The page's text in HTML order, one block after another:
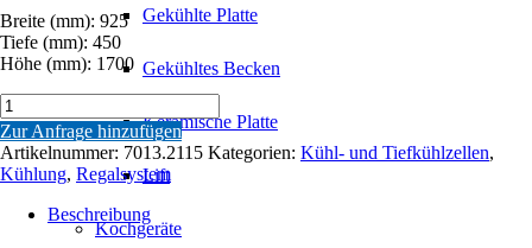
Gekühlte Platte
Gekühltes Becken
Keramische Platte
Lift
Kochgeräte
Breite (mm): 925
Tiefe (mm): 450
Höhe (mm): 1700
REGALSYSTEM
925
Menge
Zur Anfrage hinzufügen
Artikelnummer: 7013.2115 Kategorien: Kühl- und Tiefkühlzellen,
Kühlung, Regalsystem
Beschreibung